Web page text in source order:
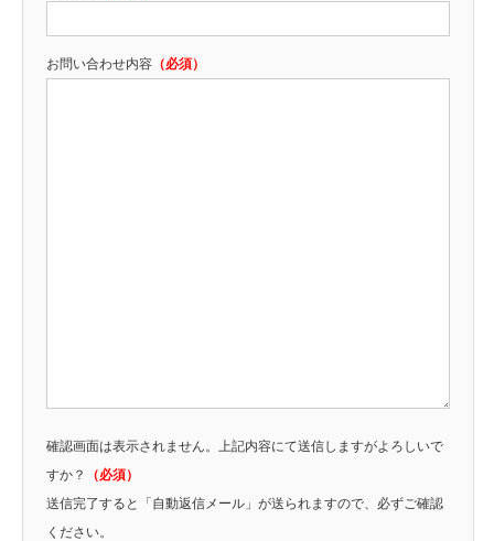
お問い合わせ内容 （必須）
確認画面は表示されません。上記内容にて送信しますがよろしいで
すか？
（必須）
送信完了すると「自動返信メール」が送られますので、必ずご確認
ください。